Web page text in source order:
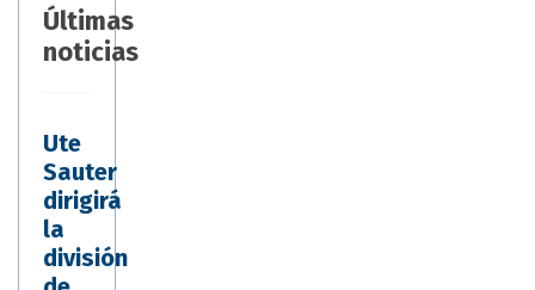
Últimas
noticias
Ute
Sauter
dirigirá
la
división